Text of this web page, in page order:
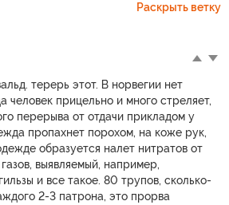
Раскрыть ветку
терерь этот. В норвегии нет
человек прицельно и много стреляет,
перерыва от отдачи прикладом у
пропахнет порохом, на коже рук,
образуется налет нитратов от
выявляемый, например,
и все такое. 80 трупов, сколько-
2-3 патрона, это прорва